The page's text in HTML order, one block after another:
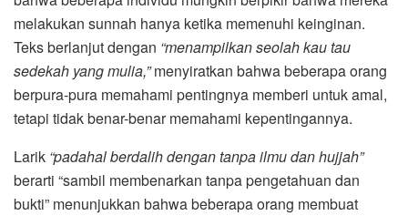
melakukan sunnah hanya ketika memenuhi keinginan.
Teks berlanjut dengan “menampilkan seolah kau tau
sedekah yang mulia,”menyiratkan bahwa beberapa orang
berpura-pura memahami pentingnya memberi untuk amal,
tetapi tidak benar-benar memahami kepentingannya.
Larik “padahal berdalih dengan tanpa ilmu dan hujjah”
berarti “sambil membenarkan tanpa pengetahuan dan
bukti” menunjukkan bahwa beberapa orang membuat